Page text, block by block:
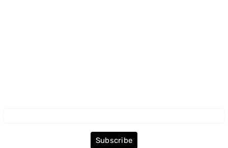
Subscribe